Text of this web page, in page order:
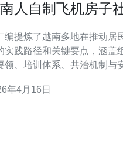
人自制飞机房子
编提炼了越南多地在推动居
实践路径和关键要点，涵盖
领、培训体系、共治机制与
以社区为主年4月16日